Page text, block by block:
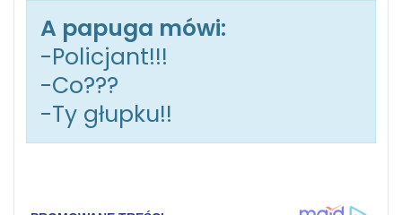
A papuga mówi:
-Policjant!!!
-Co???
-Ty głupku!!